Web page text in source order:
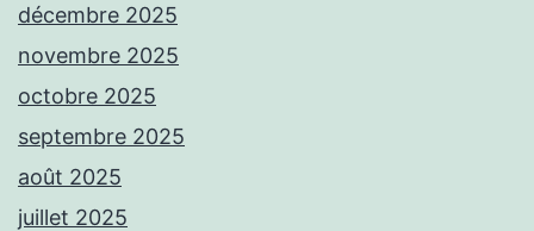
décembre 2025
novembre 2025
octobre 2025
septembre 2025
août 2025
juillet 2025